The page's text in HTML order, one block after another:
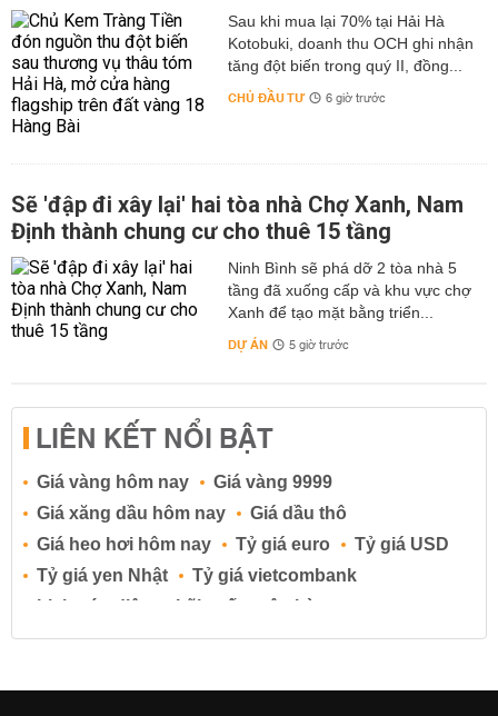
Sau khi mua lại 70% tại Hải Hà
Kotobuki, doanh thu OCH ghi nhận
tăng đột biến trong quý II, đồng...
CHỦ ĐẦU TƯ 6 giờ trước
Sẽ 'đập đi xây lại' hai tòa nhà Chợ Xanh, Nam
Định thành chung cư cho thuê 15 tầng
Ninh Bình sẽ phá dỡ 2 tòa nhà 5
tầng đã xuống cấp và khu vực chợ
Xanh để tạo mặt bằng triển...
DỰ ÁN 5 giờ trước
LIÊN KẾT NỔI BẬT
Giá vàng hôm nay
Giá vàng 9999
Giá xăng dầu hôm nay
Giá dầu thô
Giá heo hơi hôm nay
Tỷ giá euro
Tỷ giá USD
Tỷ giá yen Nhật
Tỷ giá vietcombank
Lịch cúp điện
Lãi suất ngân hàng
Lãi suất tiết kiệm
Lãi suất tiền gửi